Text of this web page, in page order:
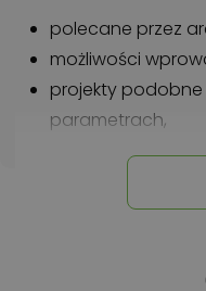
polecane przez
możliwości
projekty podobne
parametrach,
optymalizacja
informacje